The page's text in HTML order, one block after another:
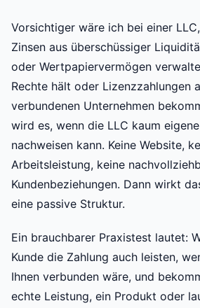
Vorsichtiger wäre ich bei einer
Zinsen aus überschüssiger
oder Wertpapiervermögen
Rechte hält oder Lizenzzahlungen
verbundenen Unternehmen
wird es, wenn die LLC kaum
nachweisen kann. Keine Website,
Arbeitsleistung, keine
Kundenbeziehungen. Dann wirkt
eine passive Struktur.
Ein brauchbarer Praxistest lautet:
Kunde die Zahlung auch leisten,
Ihnen verbunden wäre, und
echte Leistung, ein Produkt oder